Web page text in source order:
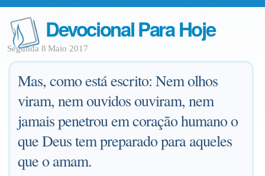
Devocional Para Hoje
Segunda 8 Maio 2017
Mas, como está escrito: Nem olhos
viram, nem ouvidos ouviram, nem
jamais penetrou em coração humano o
que Deus tem preparado para aqueles
que o amam.